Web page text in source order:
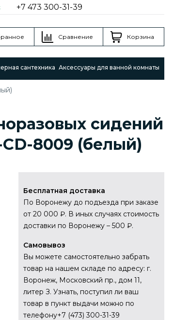
+7 473 300-31-39
Сравнение Корзина
сантехника Аксессуары для ванной комнаты
сидений
CD-8009 (белый)
Бесплатная доставка
По Воронежу до подъезда при заказе
от 20 000 ₽. В иных случаях стоимость
доставки по Воронежу – 500 ₽.
Самовывоз
Вы можете самостоятельно забрать
товар на нашем складе по адресу: г.
Воронеж, Московский пр., дом 11,
литер З. Узнать, поступил ли ваш
товар в пункт выдачи можно по
телефону+7 (473) 300-31-39